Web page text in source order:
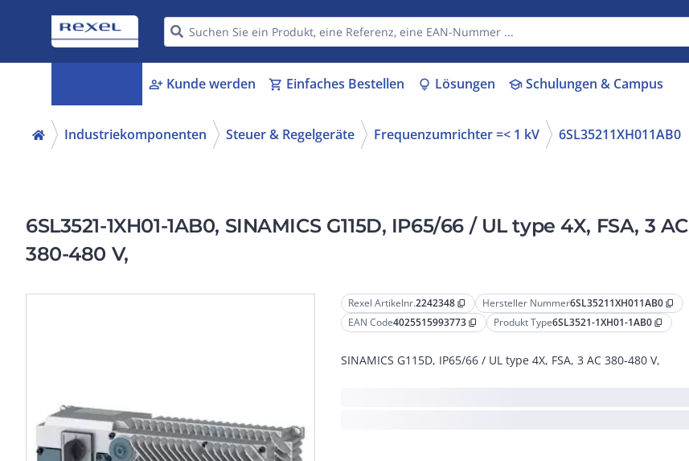
person_add Kunde werden shopping_cart Einfaches Bestellen lightbulb Lösungen schoolSchulungen & Campus
Industriekomponenten Steuer & Regelgeräte Frequenzumrichter =< 1 kV 6SL35211XH011AB0
6SL3521-1XH01-1AB0, SINAMICS G115D, IP65/66 / UL type 4X, FSA, 3 AC
380-480 V,
Rexel Artikelnr.2242348 content_copy Hersteller Nummer6SL35211XH011AB0 content_copy
EAN Code4025515993773 content_copy Produkt Type6SL3521-1XH01-1AB0 content_copy
SINAMICS G115D, IP65/66 / UL type 4X, FSA, 3 AC 380-480 V,